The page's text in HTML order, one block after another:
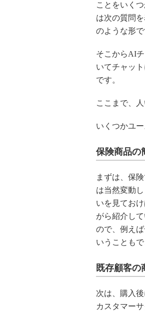
ことをいく
は次の質問
のような形で
そこからAI
いてチャッ
です。
ここまで、
いくつかユ
保険商品の
まずは、保
は当然変動
いを見てお
がら紹介し
ので、例え
いうこともで
既存顧客の
次は、購入
カスタマー